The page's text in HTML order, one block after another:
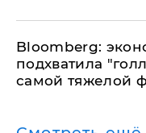
Bloomberg:
подхватила
самой тяжелой